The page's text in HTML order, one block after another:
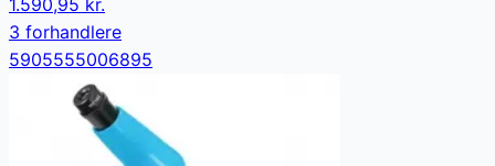
3 forhandlere
5905555006895